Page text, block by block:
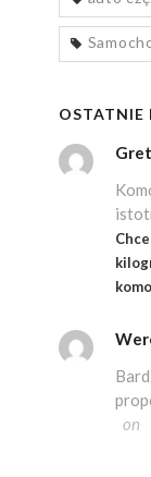
OSTATNIE
on